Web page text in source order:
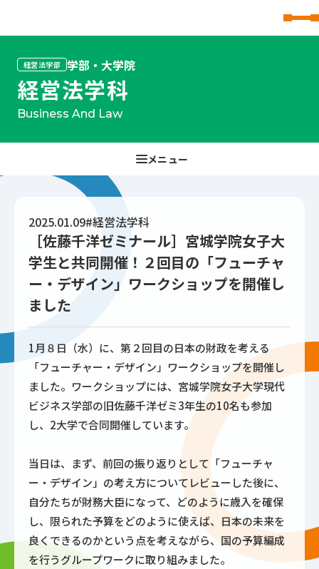
経営法学部 学部・大学院
経営法学科
Business And Law
2025.01.09#経営法学科
［佐藤千洋ゼミナール］宮城学院女子大
学生と共同開催！２回目の「フューチャ
ー・デザイン」ワークショップを開催し
ました
1月８日（水）に、第２回目の日本の財政を考える
「フューチャー・デザイン」ワークショップを開催し
ました。ワークショップには、宮城学院女子大学現代
ビジネス学部の旧佐藤千洋ゼミ3年生の10名も参加
し、2大学で合同開催しています。
当日は、まず、前回の振り返りとして「フューチャ
ー・デザイン」の考え方についてレビューした後に、
自分たちが財務大臣になって、どのように歳入を確保
し、限られた予算をどのように使えば、日本の未来を
良くできるのかという点を考えながら、国の予算編成
を行うグループワークに取り組みました。